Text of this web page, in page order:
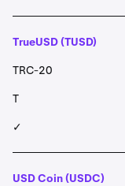
TrueUSD (TUSD)
TRC-20
T
✓
USD Coin (USDC)